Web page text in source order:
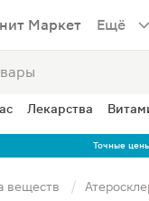
Маркет Ещё
Лекарства
Точные
веществ